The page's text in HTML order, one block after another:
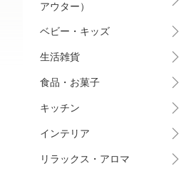
アウター）
ベビー・キッズ
生活雑貨
食品・お菓子
キッチン
インテリア
リラックス・アロマ